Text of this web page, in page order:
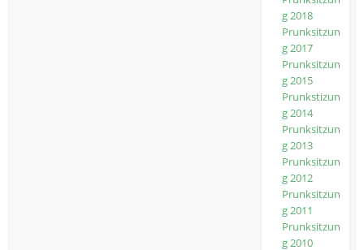
g 2018
Prunksitzun
g 2017
Prunksitzun
g 2015
Prunkstizun
g 2014
Prunksitzun
g 2013
Prunksitzun
g 2012
Prunksitzun
g 2011
Prunksitzun
g 2010